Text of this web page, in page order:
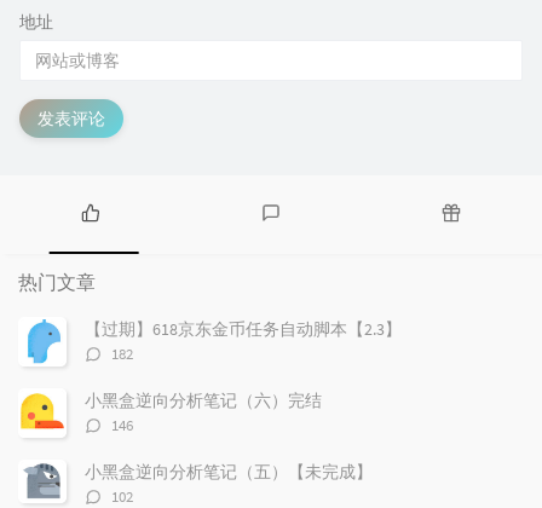
地址
发表评论
热
门
文
章
论
热门文章
【过期】618京东金币任务自动脚本【2.3】
评
数：
182
小黑盒逆向分析笔记（六）完结
评
数：
146
小黑盒逆向分析笔记（五）【未完成】
评
102